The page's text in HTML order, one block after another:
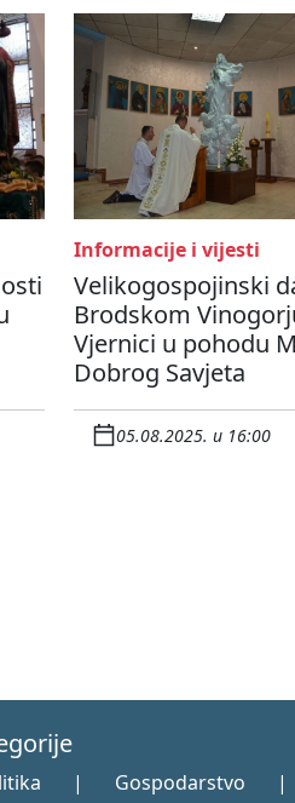
Informacije i vijesti
Velikogospojinski
Brodskom
Vjernici u pohodu
Dobrog Savjeta
05.08.2025. u 16:00
| Gospodarstvo |